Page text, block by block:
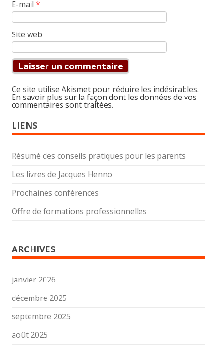
E-mail *
Site web
Ce site utilise Akismet pour réduire les indésirables.
En savoir plus sur la façon dont les données de vos
commentaires sont traitées.
LIENS
Résumé des conseils pratiques pour les parents
Les livres de Jacques Henno
Prochaines conférences
Offre de formations professionnelles
ARCHIVES
janvier 2026
décembre 2025
septembre 2025
août 2025